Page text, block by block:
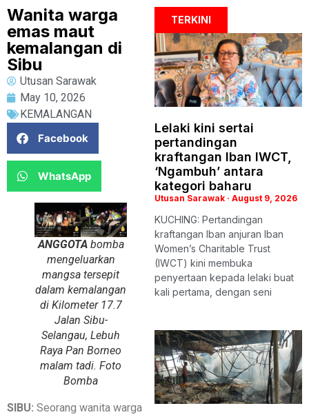
Wanita warga
emas maut
kemalangan di
Sibu
Utusan Sarawak
May 10, 2026
KEMALANGAN
Facebook
WhatsApp
ANGGOTA bomba
mengeluarkan
mangsa tersepit
dalam kemalangan
di Kilometer 17.7
Jalan Sibu-
Selangau, Lebuh
Raya Pan Borneo
malam tadi. Foto
Bomba
SIBU: Seorang wanita warga
TERKINI
Lelaki kini sertai
pertandingan
kraftangan Iban IWCT,
‘Ngambuh’ antara
kategori baharu
Utusan Sarawak August 9, 2026
KUCHING: Pertandingan
kraftangan Iban anjuran Iban
Women’s Charitable Trust
(IWCT) kini membuka
penyertaan kepada lelaki buat
kali pertama, dengan seni